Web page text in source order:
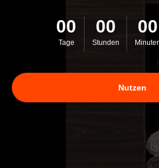
00
Tage
00
Stunden
00
Nutzen